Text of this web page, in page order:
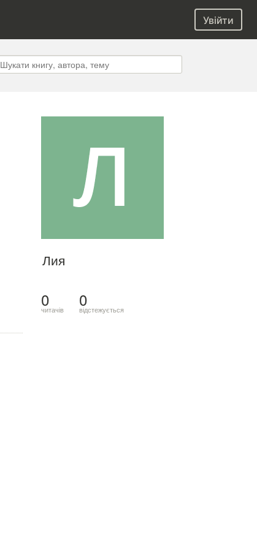
Увійти
Лия
0
читачів 0
відстежується